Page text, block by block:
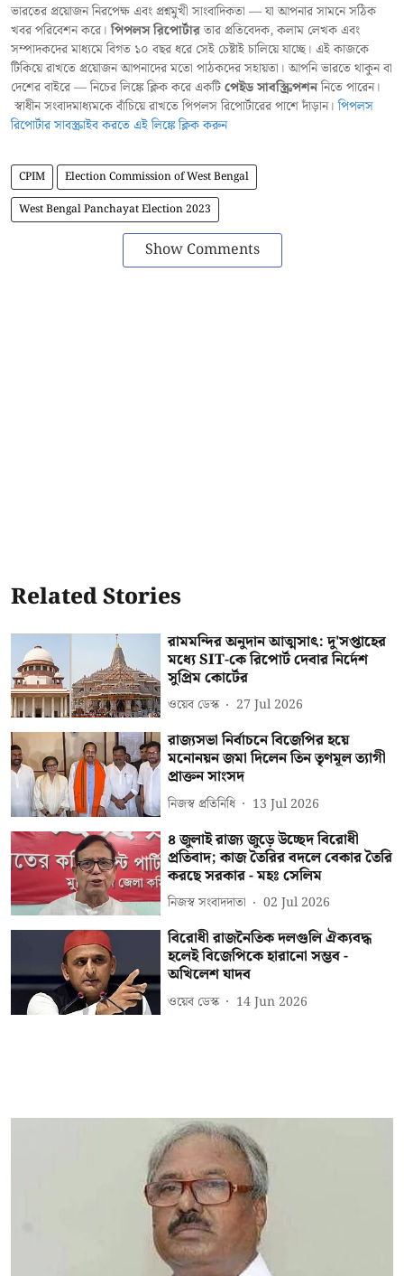
ভারতের প্রয়োজন নিরপেক্ষ এবং প্রশ্নমুখী সাংবাদিকতা — যা আপনার সামনে সঠিক
খবর পরিবেশন করে।পিপলস রিপোর্টারতার প্রতিবেদক, কলাম লেখক এবং
সম্পাদকদের মাধ্যমে বিগত ১০ বছর ধরে সেই চেষ্টাই চালিয়ে যাচ্ছে। এই কাজকে
টিকিয়ে রাখতে প্রয়োজন আপনাদের মতো পাঠকদের সহায়তা। আপনি ভারতে থাকুন বা
দেশের বাইরে — নিচের লিঙ্কে ক্লিক করে একটিপেইড সাবস্ক্রিপশননিতে পারেন।
স্বাধীন সংবাদমাধ্যমকে বাঁচিয়ে রাখতে পিপলস রিপোর্টারের পাশে দাঁড়ান।পিপলস
রিপোর্টার সাবস্ক্রাইব করতে এই লিঙ্কে ক্লিক করুন
CPIM
Election Commission of West Bengal
West Bengal Panchayat Election 2023
Show Comments
Related Stories
রামমন্দির অনুদান আত্মসাৎ: দু'সপ্তাহের
মধ্যে SIT-কে রিপোর্ট দেবার নির্দেশ
সুপ্রিম কোর্টের
ওয়েব ডেস্ক 27 Jul 2026
রাজ্যসভা নির্বাচনে বিজেপির হয়ে
মনোনয়ন জমা দিলেন তিন তৃণমূল ত্যাগী
প্রাক্তন সাংসদ
নিজস্ব প্রতিনিধি 13 Jul 2026
৪ জুলাই রাজ্য জুড়ে উচ্ছেদ বিরোধী
প্রতিবাদ; কাজ তৈরির বদলে বেকার তৈরি
করছে সরকার - মহঃ সেলিম
নিজস্ব সংবাদদাতা 02 Jul 2026
বিরোধী রাজনৈতিক দলগুলি ঐক্যবদ্ধ
হলেই বিজেপিকে হারানো সম্ভব -
অখিলেশ যাদব
ওয়েব ডেস্ক 14 Jun 2026